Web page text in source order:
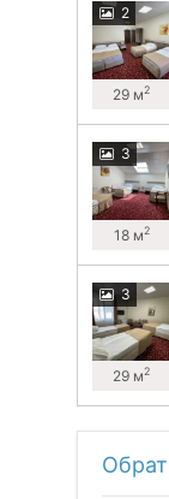
2
29 м2
3
18 м2
3
29 м2